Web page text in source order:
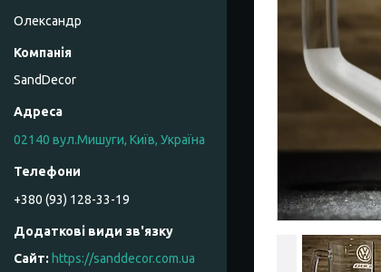
Олександр
SandDecor
02140 вул.Мишуги, Київ, Україна
+380 (93) 128-33-19
https://sanddecor.com.ua